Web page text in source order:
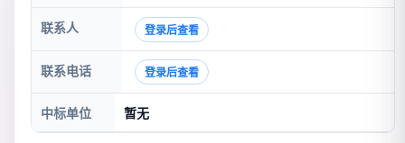
联系人 登录后查看
联系电话 登录后查看
中标单位 暂无